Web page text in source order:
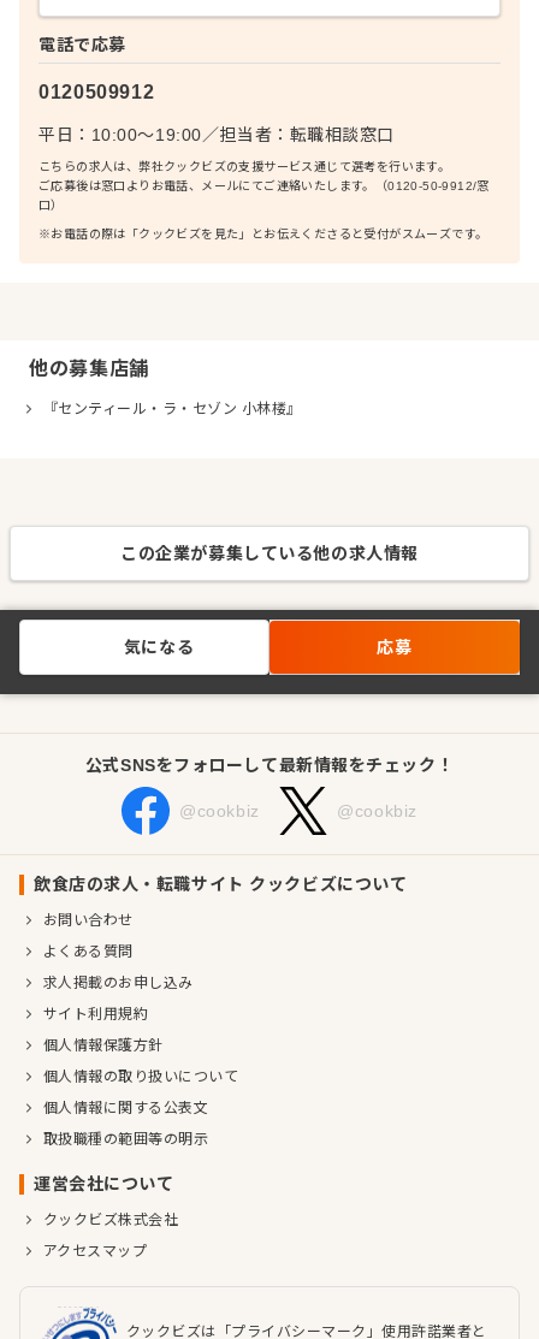
電話で応募
0120509912
平日：10:00〜19:00／担当者： 転職相談窓口
こちらの求人は、弊社クックビズの支援サービス通じて選考を行います。
ご応募後は窓口よりお電話、メールにてご連絡いたします。（0120-50-9912/窓
口）
※お電話の際は「クックビズを見た」とお伝えくださると受付がスムーズです。
他の募集店舗
『センティール・ラ・セゾン 小林楼』
この企業が募集している他の求人情報
気になる 応募
公式SNSをフォローして最新情報をチェック！
@cookbiz @cookbiz
飲食店の求人・転職サイト クックビズについて
お問い合わせ
よくある質問
求人掲載のお申し込み
サイト利用規約
個人情報保護方針
個人情報の取り扱いについて
個人情報に関する公表文
取扱職種の範囲等の明示
運営会社について
クックビズ株式会社
アクセスマップ
クックビズは「プライバシーマーク」使用許諾業者と